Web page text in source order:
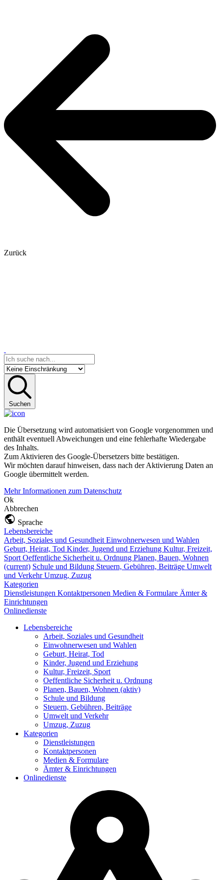
Zurück
Suchen
Die Übersetzung wird automatisiert von Google vorgenommen und
enthält eventuell Abweichungen und eine fehlerhafte Wiedergabe
des Inhalts.
Zum Aktivieren des Google-Übersetzers bitte bestätigen.
Wir möchten darauf hinweisen, dass nach der Aktivierung Daten an
Google übermittelt werden.
Mehr Informationen zum Datenschutz
Ok
Abbrechen
Sprache
Lebensbereiche
Arbeit, Soziales und Gesundheit Einwohnerwesen und Wahlen
Geburt, Heirat, Tod Kinder, Jugend und Erziehung Kultur, Freizeit,
Sport Oeffentliche Sicherheit u. Ordnung Planen, Bauen, Wohnen
(current) Schule und Bildung Steuern, Gebühren, Beiträge Umwelt
und VerkehrUmzug, Zuzug
Kategorien
Dienstleistungen Kontaktpersonen Medien & Formulare Ämter &
Einrichtungen
Onlinedienste
Lebensbereiche
Arbeit, Soziales und Gesundheit
Einwohnerwesen und Wahlen
Geburt, Heirat, Tod
Kinder, Jugend und Erziehung
Kultur, Freizeit, Sport
Oeffentliche Sicherheit u. Ordnung
Planen, Bauen, Wohnen (aktiv)
Schule und Bildung
Steuern, Gebühren, Beiträge
Umwelt und Verkehr
Umzug, Zuzug
Kategorien
Dienstleistungen
Kontaktpersonen
Medien & Formulare
Ämter & Einrichtungen
Onlinedienste